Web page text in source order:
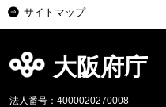
サイトマップ
大阪府庁
法人番号：4000020270008